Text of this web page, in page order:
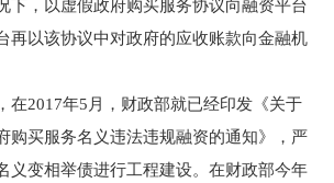
下，以虚假政府购买服务协议向融资平台
再以该协议中对政府的应收账款向金融机
2017年5月，财政部就已经印发《关于
购买服务名义违法违规融资的通知》，严
义变相举债进行工程建设。在财政部今年